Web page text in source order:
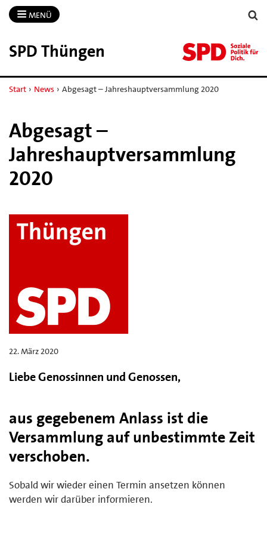
MENÜ
SPD Thüngen
Start › News › Abgesagt – Jahreshauptversammlung 2020
Abgesagt –
Jahreshauptversammlung
2020
22. März 2020
Liebe Genossinnen und Genossen,
aus gegebenem Anlass ist die
Versammlung auf unbestimmte Zeit
verschoben.
Sobald wir wieder einen Termin ansetzen können
werden wir darüber informieren.